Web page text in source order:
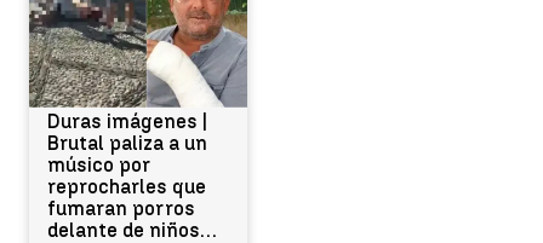
Duras imágenes |
Brutal paliza a un
músico por
reprocharles que
fumaran porros
delante de niños